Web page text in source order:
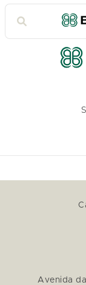
Avenida